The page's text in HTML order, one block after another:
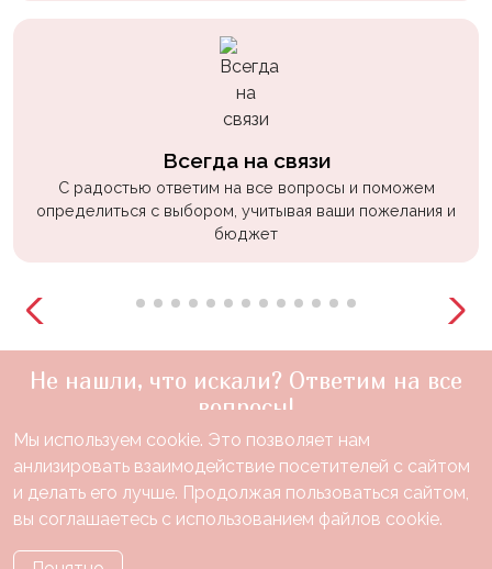
Всегда на связи
С радостью ответим на все вопросы и поможем
определиться с выбором, учитывая ваши пожелания и
бюджет
Не нашли, что искали? Ответим на все
вопросы!
+7(910)888-48-60
звонок по России бесплатный
Нужна консультация?
Мы используем cookie. Это позволяет нам
анлизировать взаимодействие посетителей с сайтом
и делать его лучше. Продолжая пользоваться сайтом,
вы соглашаетесь с использованием файлов cookie.